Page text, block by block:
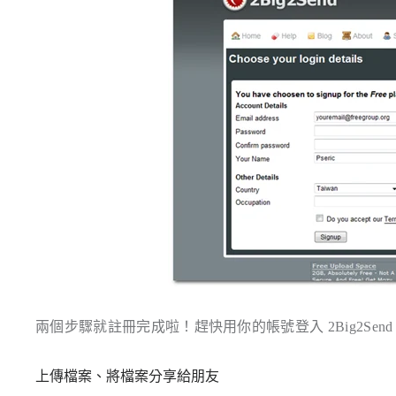
兩個步驟就註冊完成啦！趕快用你的帳號登入
上傳檔案、將檔案分享給朋友